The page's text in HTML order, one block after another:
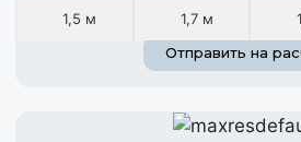
1,5 м 1,7 м
Отправить на